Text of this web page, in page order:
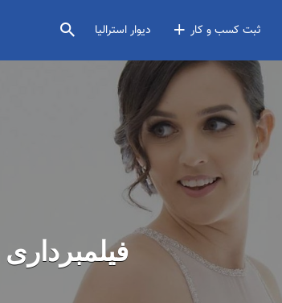
دیوار استرالیا ثبت کسب و کار